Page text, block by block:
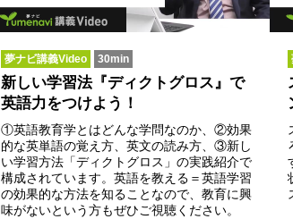
夢ナビ講義Video 30min
新しい学習法『ディクトグロス』で
英語力をつけよう！
①英語教育学とはどんな学問なのか、②効果
的な英単語の覚え方、英文の読み方、③新し
い学習方法「ディクトグロス」の実践紹介で
構成されています。英語を教える＝英語学習
の効果的な方法を知ることなので、教育に興
味がないという方もぜひご視聴ください。